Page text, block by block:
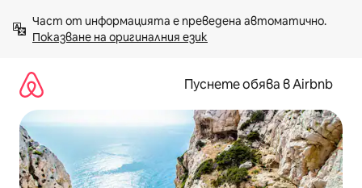
към
съдържанието
Показване на оригиналния език
Пуснете обява в Airbnb